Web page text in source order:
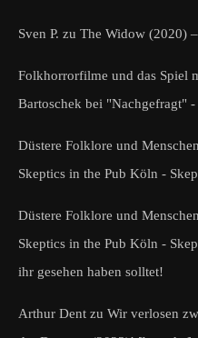
Sven P. zu The Widow (2020)
Folkhorrorfilme und das Spiel
Bartoschek bei "Nachgefragt" -
Düstere Folklore und
Skeptics in the Pub Köln -
Düstere Folklore und
Skeptics in the Pub Köln -
ihr gesehen haben solltet!
Arthur Dent zu Wir verlosen